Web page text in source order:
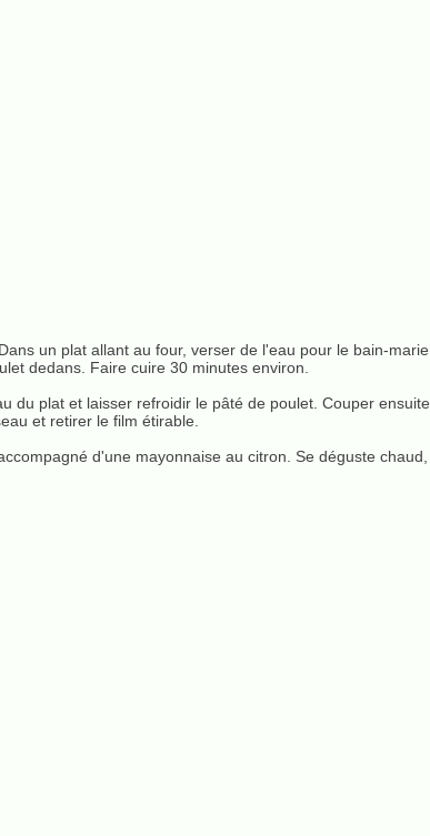
un plat allant au four, verser de l'eau pour le bain-marie
dedans. Faire cuire 30 minutes environ.
du plat et laisser refroidir le pâté de poulet. Couper ensuite
et retirer le film étirable.
d'une mayonnaise au citron. Se déguste chaud,